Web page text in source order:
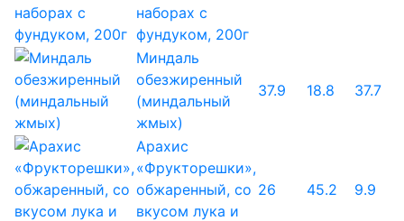
наборах с
фундуком, 200г
Миндаль
обезжиренный
(миндальный
жмых)
37.9 18.8 37.7
Арахис
«Фрукторешки»,
обжаренный, со
вкусом лука и
26 45.2 9.9